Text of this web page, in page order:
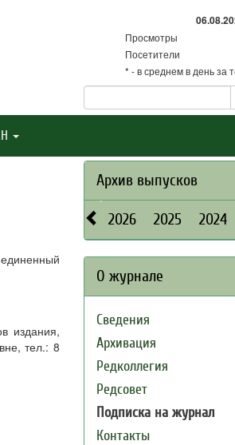
Просмотры
Посетители
* - в среднем в день за
издания,
тел.: 8
Архив выпусков
2026 2025 2024
О журнале
Сведения
Архивация
Редколлегия
Редсовет
Подписка на журнал
Контакты